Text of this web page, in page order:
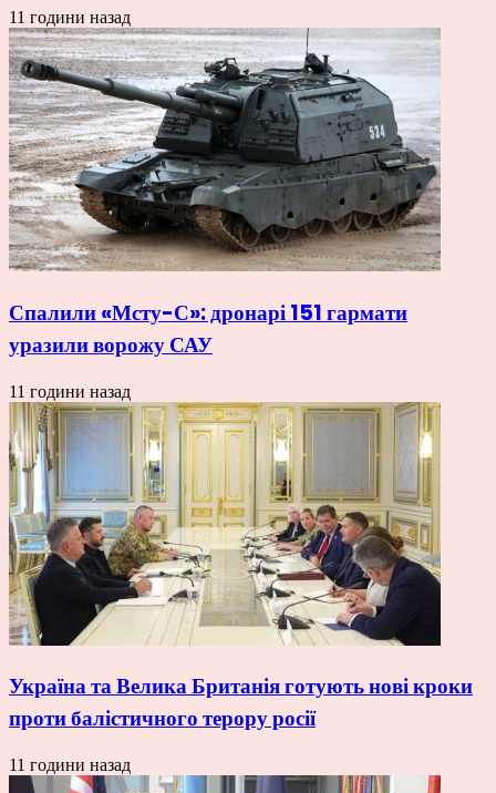
11 години назад
Спалили «Мсту-С»: дронарі 151 гармати
уразили ворожу САУ
11 години назад
Україна та Велика Британія готують нові кроки
проти балістичного терору росії
11 години назад